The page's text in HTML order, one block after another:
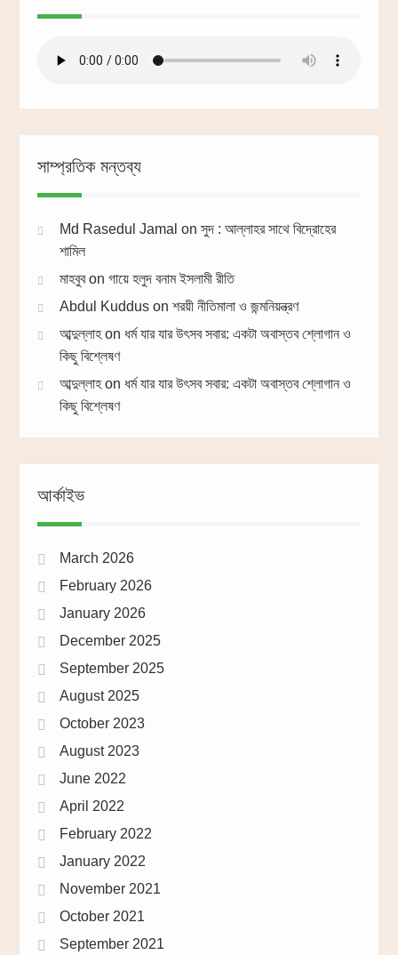
সাম্প্রতিক মন্তব্য
Md Rasedul Jamal on সুদ : আল্লাহর সাথে বিদ্রোহের
শামিল
মাহবুবon গায়ে হলুদ বনাম ইসলামী রীতি
Abdul Kudduson শরয়ী নীতিমালা ও জন্মনিয়ন্ত্রণ
আব্দুল্লাহon ধর্ম যার যার উৎসব সবার: একটা অবাস্তব শ্লোগান ও
কিছু বিশ্লেষণ
আব্দুল্লাহon ধর্ম যার যার উৎসব সবার: একটা অবাস্তব শ্লোগান ও
কিছু বিশ্লেষণ
আর্কাইভ
March 2026
February 2026
January 2026
December 2025
September 2025
August 2025
October 2023
August 2023
June 2022
April 2022
February 2022
January 2022
November 2021
October 2021
September 2021